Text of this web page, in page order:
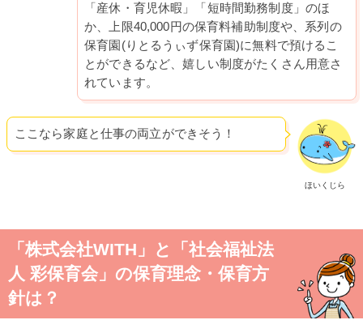
「産休・育児休暇」「短時間勤務制度」のほ
か、上限40,000円の保育料補助制度や、系列の
保育園(りとるうぃず保育園)に無料で預けるこ
とができるなど、嬉しい制度がたくさん用意さ
れています。
ほいくじら
ここなら家庭と仕事の両立ができそう！
「株式会社WITH」と「社会福祉法
人 彩保育会」の保育理念・保育方
針は？